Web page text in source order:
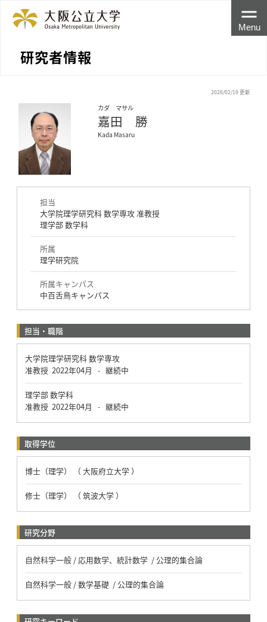
研究者情報
Menu
2026/02/19 更新
カダ マサル
嘉田 勝
Kada Masaru
担当
大学院理学研究科 数学専攻 准教授
理学部 数学科
所属
理学研究院
所属キャンパス
中百舌鳥キャンパス
担当・職階
大学院理学研究科 数学専攻
准教授 2022年04月 - 継続中
理学部 数学科
准教授 2022年04月 - 継続中
取得学位
博士（理学） （ 大阪府立大学 ）
修士（理学） （ 筑波大学 ）
研究分野
自然科学一般 / 応用数学、統計数学 / 公理的集合論
自然科学一般 / 数学基礎 / 公理的集合論